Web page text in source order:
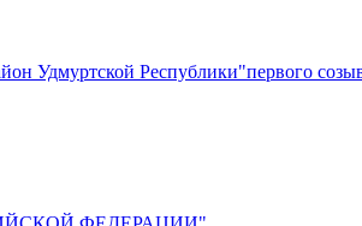
Удмуртской Республики"первого